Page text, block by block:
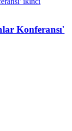
Konferansı'